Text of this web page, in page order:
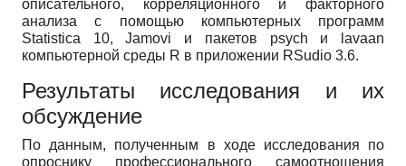
описательного, корреляционного и факторного
анализа с помощью компьютерных программ
Statistica 10, Jamovi и пакетов psych и lavaan
компьютерной среды R в приложении RSudio 3.6.
Результаты исследования и их
обсуждение
По данным, полученным в ходе исследования по
опроснику профессионального самоотношения